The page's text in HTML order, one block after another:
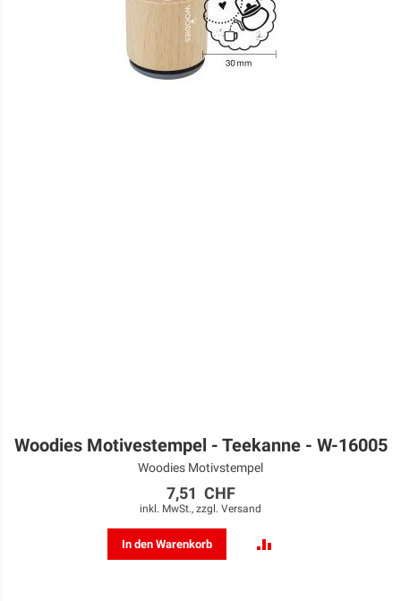
Woodies Motivestempel - Teekanne - W-16005
Woodies Motivstempel
7,51 CHF
inkl. MwSt., zzgl. Versand
In den Warenkorb